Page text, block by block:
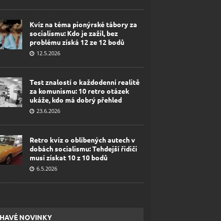
Kvíz na téma pionýrské tábory za
socialismu: Kdo je zažil, bez
problému získá 12 ze 12 bodů
12.5.2026
Test znalostí o každodenní realitě
za komunismu: 10 retro otázek
ukáže, kdo má dobrý přehled
23.6.2026
Retro kvíz o oblíbených autech v
dobách socialismu: Tehdejší řidiči
musí získat 10 z 10 bodů
6.5.2026
NOVINKY